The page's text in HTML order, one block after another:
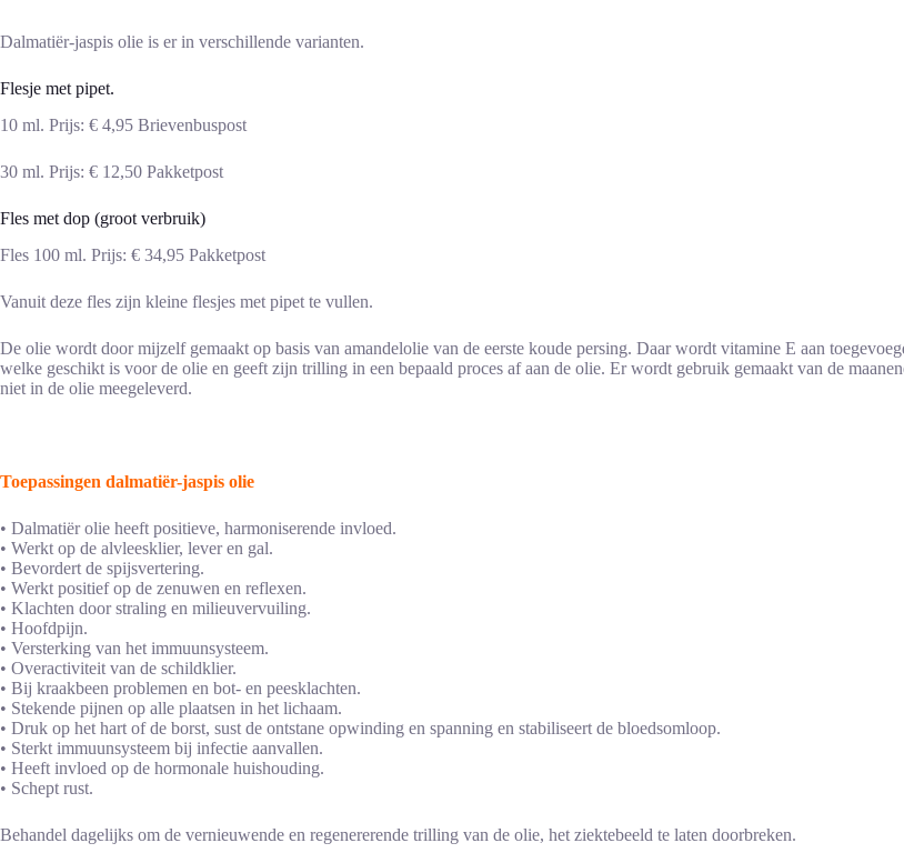
Dalmatiër-jaspis olie is er in verschillende varianten.
Flesje met pipet.
10 ml. Prijs: € 4,95 Brievenbuspost
30 ml. Prijs: € 12,50 Pakketpost
Fles met dop (groot verbruik)
Fles 100 ml. Prijs: € 34,95 Pakketpost
Vanuit deze fles zijn kleine flesjes met pipet te vullen.
De olie wordt door mijzelf gemaakt op basis van amandelolie van de eerste koude persing. Daar wordt vitamine E aan
welke geschikt is voor de olie en geeft zijn trilling in een bepaald proces af aan de olie. Er wordt gebruik gemaakt van de
niet in de olie meegeleverd.
Toepassingen dalmatiër-jaspis olie
• Dalmatiër olie heeft positieve, harmoniserende invloed.
• Werkt op de alvleesklier, lever en gal.
• Bevordert de spijsvertering.
• Werkt positief op de zenuwen en reflexen.
• Klachten door straling en milieuvervuiling.
• Hoofdpijn.
• Versterking van het immuunsysteem.
• Overactiviteit van de schildklier.
• Bij kraakbeen problemen en bot- en peesklachten.
• Stekende pijnen op alle plaatsen in het lichaam.
• Druk op het hart of de borst, sust de ontstane opwinding en spanning en stabiliseert de bloedsomloop.
• Sterkt immuunsysteem bij infectie aanvallen.
• Heeft invloed op de hormonale huishouding.
• Schept rust.
Behandel dagelijks om de vernieuwende en regenererende trilling van de olie, het ziektebeeld te laten doorbreken.